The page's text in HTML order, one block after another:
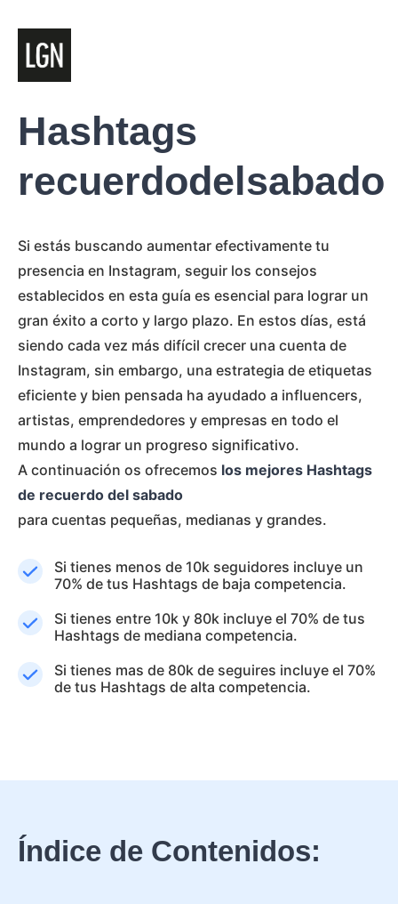
Hashtags
recuerdodelsabado
Si estás buscando aumentar efectivamente tu
presencia en Instagram, seguir los consejos
establecidos en esta guía es esencial para lograr un
gran éxito a corto y largo plazo. En estos días, está
siendo cada vez más difícil crecer una cuenta de
Instagram, sin embargo, una estrategia de etiquetas
eficiente y bien pensada ha ayudado a influencers,
artistas, emprendedores y empresas en todo el
mundo a lograr un progreso significativo.
A continuación os ofrecemos los mejores Hashtags
de recuerdo del sabado
para cuentas pequeñas, medianas y grandes.
Si tienes menos de 10k seguidores incluye un
70% de tus Hashtags de baja competencia.
Si tienes entre 10k y 80k incluye el 70% de tus
Hashtags de mediana competencia.
Si tienes mas de 80k de seguires incluye el 70%
de tus Hashtags de alta competencia.
Índice de Contenidos: